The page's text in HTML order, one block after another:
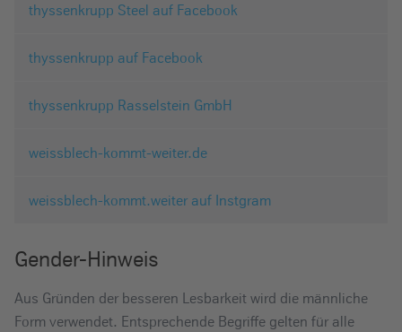
thyssenkrupp Steel auf Facebook
thyssenkrupp auf Facebook
thyssenkrupp Rasselstein GmbH
weissblech-kommt-weiter.de
weissblech-kommt.weiter auf Instgram
Gender-Hinweis
Aus Gründen der besseren Lesbarkeit wird die männliche
Form verwendet. Entsprechende Begriffe gelten für alle